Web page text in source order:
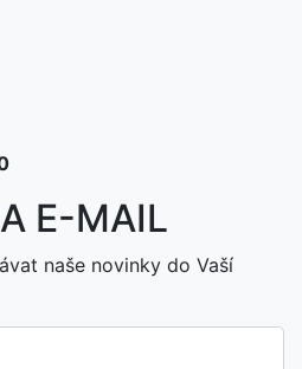
E-MAIL
naše novinky do Vaší